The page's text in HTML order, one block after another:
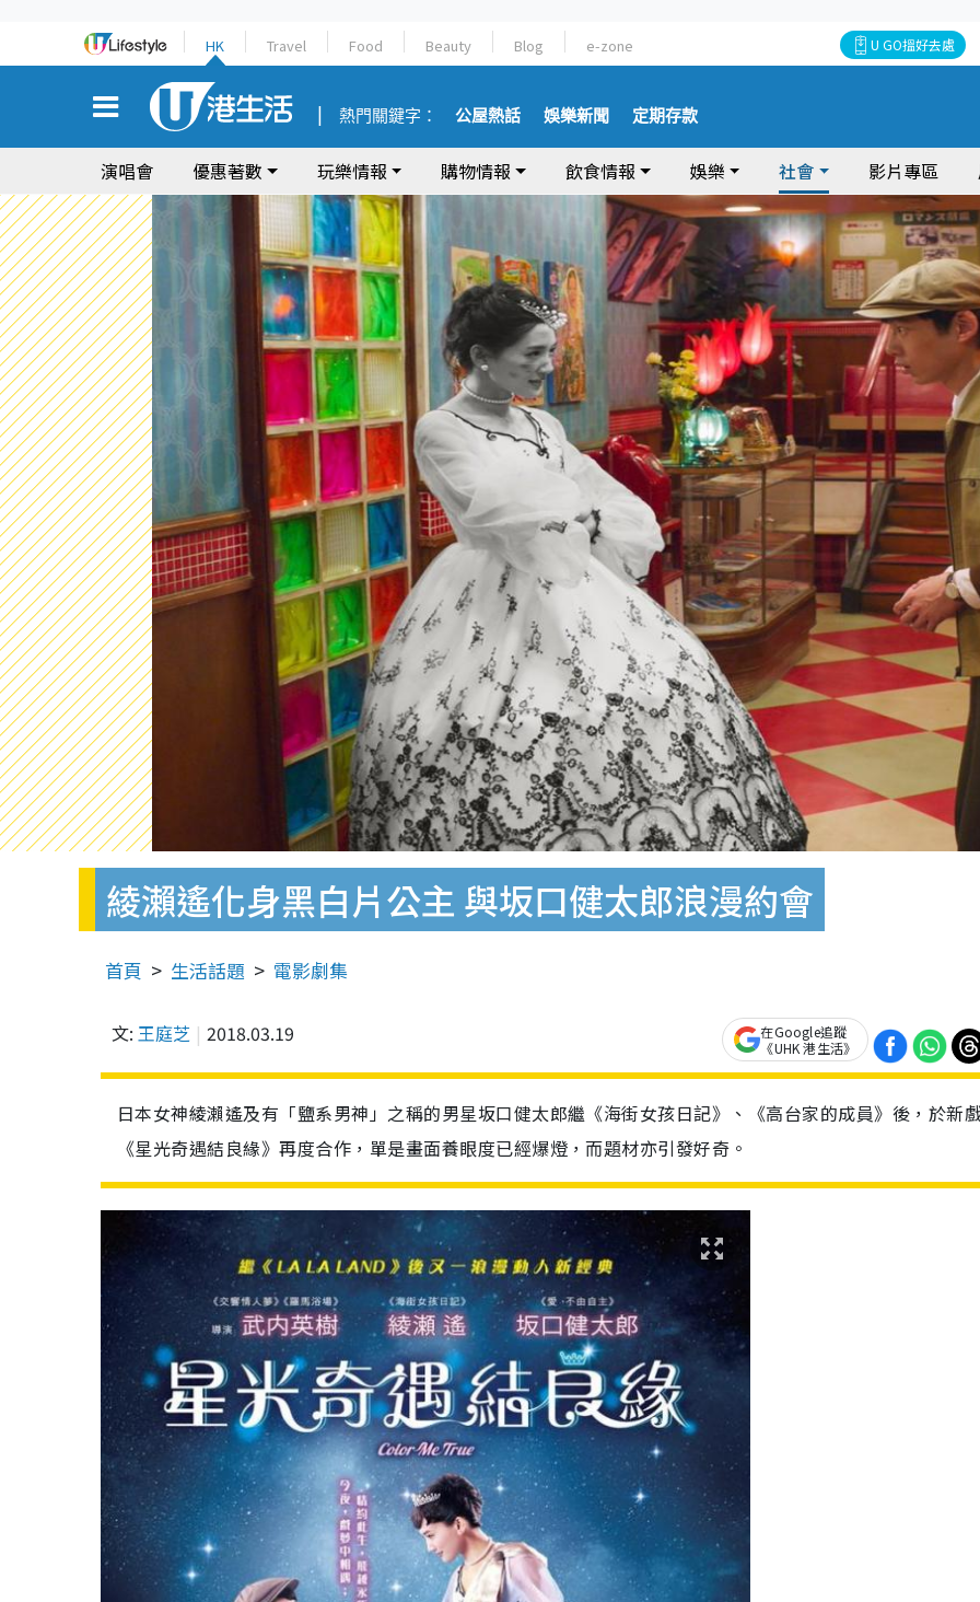
HK Travel Food Beauty Blog e-zone U GO搵好去處
熱門關鍵字： 公屋熱話 娛樂新聞 定期存款
演唱會 優惠著數 玩樂情報 購物情報 飲食情報 娛樂 社會 影片專區
綾瀨遙化身黑白片公主 與坂口健太郎浪漫約會
首頁 生活話題 電影劇集
文: 王庭芝 2018.03.19
在Google追蹤
《UHK 港生活》
日本女神綾瀨遙及有「鹽系男神」之稱的男星坂口健太郎繼《海街女孩日記》、《高台家的成員》後，於新
《星光奇遇結良緣》再度合作，單是畫面養眼度已經爆燈，而題材亦引發好奇。